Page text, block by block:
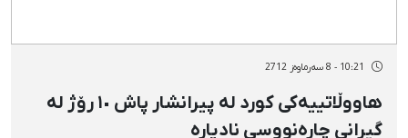
10:21 - 8 سەرماوەز 2712
هاووڵاتییەکی کورد لە پیرانشار پاش ١٠ رۆژ لە
گیرانی چارەنووسی نادیارە